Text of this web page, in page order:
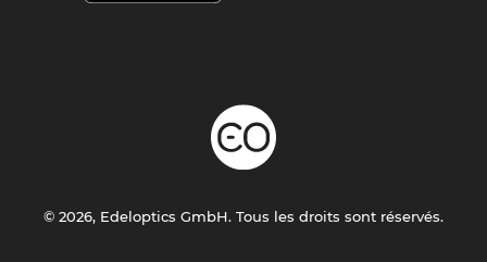
© 2026, Edeloptics GmbH. Tous les droits sont réservés.